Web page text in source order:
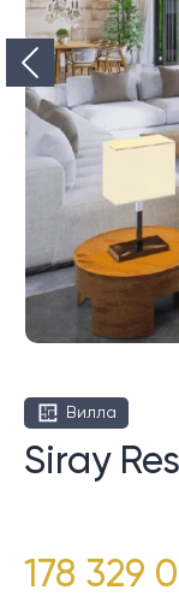
Вилла
Siray
178 329